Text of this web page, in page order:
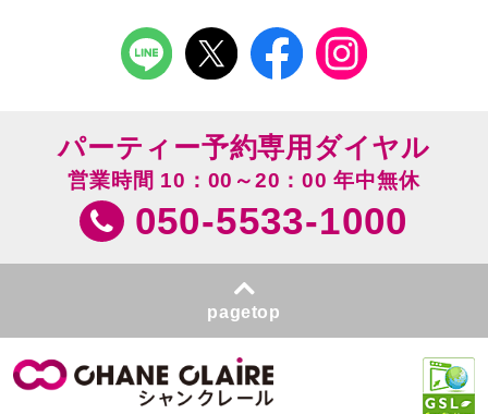
パーティー予約専用ダイヤル
営業時間 10：00～20：00 年中無休
050-5533-1000
pagetop